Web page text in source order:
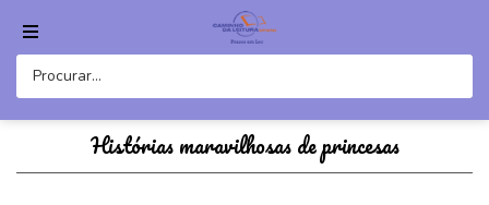
Histórias maravilhosas de princesas